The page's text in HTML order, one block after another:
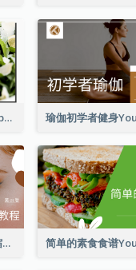
简单的沙拉食物食物YouTube影片缩图
美妆教程类 YouTube影片缩图